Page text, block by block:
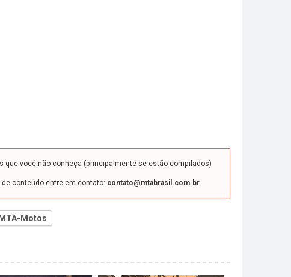
que você não conheça (principalmente se estão compilados)
conteúdo entre em contato: contato@mtabrasil.com.br
Motos